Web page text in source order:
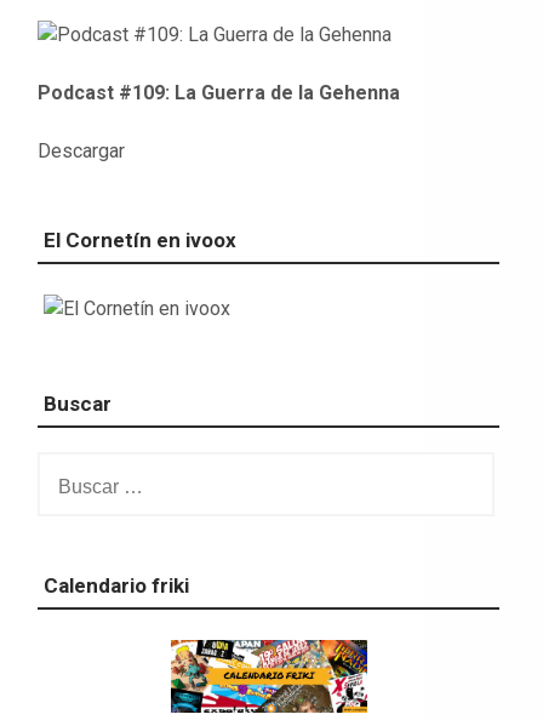
Podcast #109: La Guerra de la Gehenna
Descargar
El Cornetín en ivoox
Buscar
Calendario friki